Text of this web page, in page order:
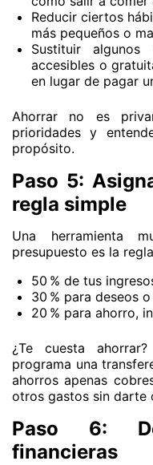
Reducir ciertos
más pequeños o
Sustituir
accesibles o
en lugar de pagar
Ahorrar no es
prioridades y
propósito.
Paso 5:
regla simple
Una herramienta
presupuesto es la
50 % de tus
30 % para deseos
20 % para ahorro,
¿Te cuesta
programa una
ahorros apenas
otros gastos sin darte
Paso 6:
financieras